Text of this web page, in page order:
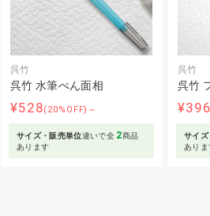
呉竹
呉竹 水筆ぺん面相
¥528(20%OFF)～
サイズ・販売単位違いで全 2商品
あります
呉竹
呉竹
¥396
サイズ
ありま